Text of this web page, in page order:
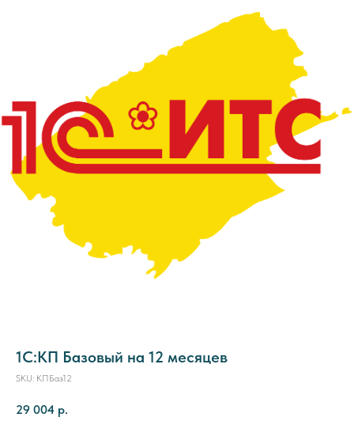
1С:КП Базовый на 12 месяцев
SKU: КПБаз12
29 004 р.